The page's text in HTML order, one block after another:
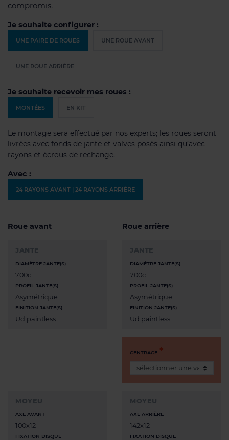
compromis.
Je souhaite configurer :
UNE PAIRE DE ROUES UNE ROUE AVANT
UNE ROUE ARRIÈRE
Je souhaite recevoir mes roues :
MONTÉES EN KIT
Le montage sera effectué par nos experts; les roues seront
livrées avec fonds de jante et valves posés ainsi qu’avec
rayons et écrous de rechange.
Avec :
24 RAYONS AVANT | 24 RAYONS ARRIÈRE
Roue avant
JANTE
DIAMÈTRE JANTE(S)
700c
PROFIL JANTE(S)
Asymétrique
FINITION JANTE(S)
Ud paintless
MOYEU
AXE AVANT
100x12
FIXATION DISQUE
Roue arrière
JANTE
DIAMÈTRE JANTE(S)
700c
PROFIL JANTE(S)
Asymétrique
FINITION JANTE(S)
Ud paintless
CENTRAGE
MOYEU
AXE ARRIÈRE
142x12
FIXATION DISQUE